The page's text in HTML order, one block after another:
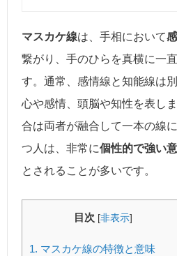
マスカケ線は、手相において
繋がり、手のひらを真横に一
す。通常、感情線と知能線は
心や感情、頭脳や知性を表し
合は両者が融合して一本の線
つ人は、非常に個性的で強い
とされることが多いです。
目次 [非表示]
1. マスカケ線の特徴と意味